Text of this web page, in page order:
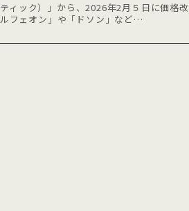
ィック）」から、2026年2月５日に価格改
フェオン」や「ドソン」など…